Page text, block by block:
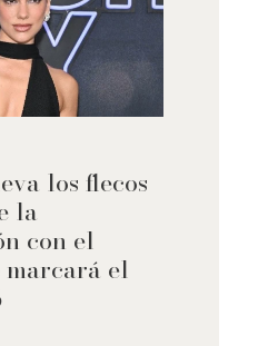
los flecos
la
con el
marcará el